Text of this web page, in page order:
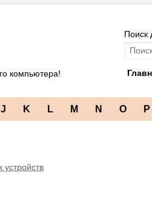
компьютера!
Поиск
J K L M N O P